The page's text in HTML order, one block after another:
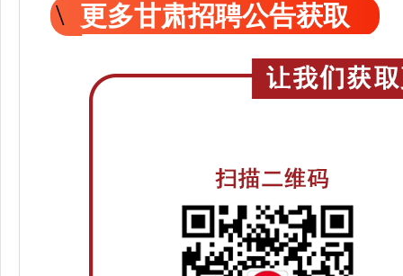
更多甘肃招聘公告获取